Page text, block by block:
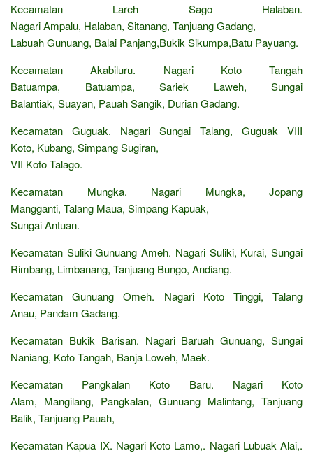
Kecamatan Lareh Sago Halaban.
Nagari Ampalu, Halaban, Sitanang, Tanjuang Gadang,
Labuah Gunuang, Balai Panjang,Bukik Sikumpa,Batu Payuang.
Kecamatan Akabiluru. Nagari Koto Tangah
Batuampa, Batuampa, Sariek Laweh, Sungai
Balantiak, Suayan, Pauah Sangik, Durian Gadang.
Kecamatan Guguak. Nagari Sungai Talang, Guguak VIII
Koto, Kubang, Simpang Sugiran,
VII Koto Talago.
Kecamatan Mungka. Nagari Mungka, Jopang
Mangganti, Talang Maua, Simpang Kapuak,
Sungai Antuan.
Kecamatan Suliki Gunuang Ameh. Nagari Suliki, Kurai, Sungai
Rimbang, Limbanang, Tanjuang Bungo, Andiang.
Kecamatan Gunuang Omeh. Nagari Koto Tinggi, Talang
Anau, Pandam Gadang.
Kecamatan Bukik Barisan. Nagari Baruah Gunuang, Sungai
Naniang, Koto Tangah, Banja Loweh, Maek.
Kecamatan Pangkalan Koto Baru. Nagari Koto
Alam, Mangilang, Pangkalan, Gunuang Malintang, Tanjuang
Balik, Tanjuang Pauah,
Kecamatan Kapua IX. Nagari Koto Lamo,. Nagari Lubuak Alai,.